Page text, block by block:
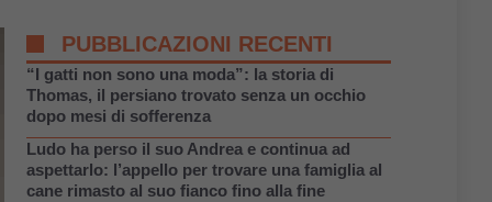
PUBBLICAZIONI RECENTI
“I gatti non sono una moda”: la storia di
Thomas, il persiano trovato senza un occhio
dopo mesi di sofferenza
Ludo ha perso il suo Andrea e continua ad
aspettarlo: l’appello per trovare una famiglia al
cane rimasto al suo fianco fino alla fine